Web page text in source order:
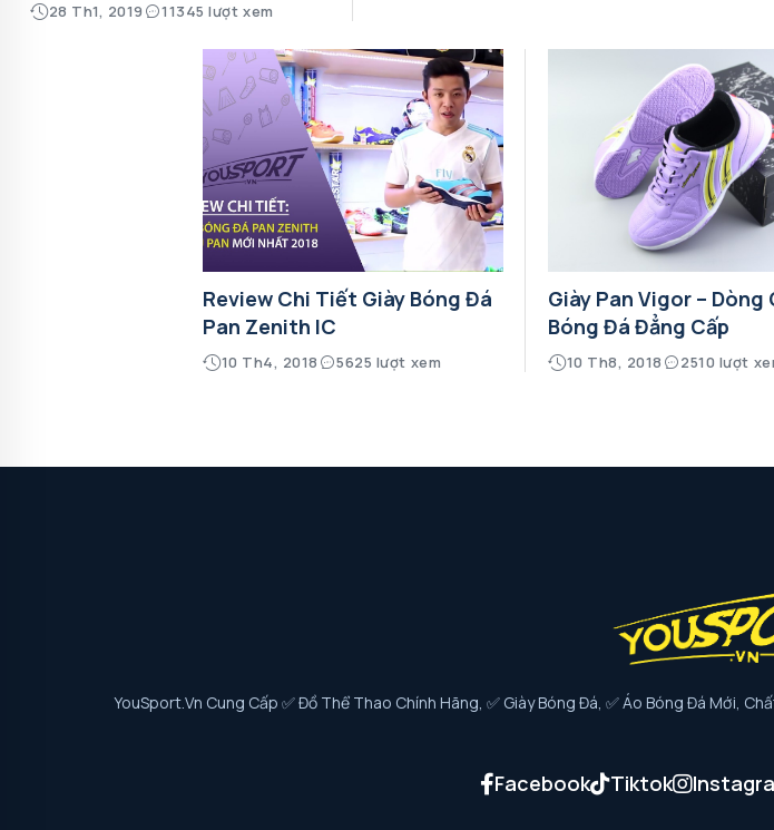
28 Th1, 2019 11345 lượt xem
Review Chi Tiết Giày Bóng Đá
Pan Zenith IC
10 Th4, 2018 5625 lượt xem
Giày Pan Vigor – Dòng
Bóng Đá Đẳng Cấp
10 Th8, 2018 2510 lượt
YouSport.vn Cung Cấp ✅ Đồ Thể Thao Chính Hãng, ✅ Giày Bóng Đá, ✅ Áo Bóng Đá Mới,
Facebook Tiktok